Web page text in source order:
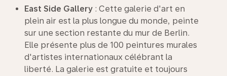
East Side Gallery : Cette galerie d'art en
plein air est la plus longue du monde, peinte
sur une section restante du mur de Berlin.
Elle présente plus de 100 peintures murales
d'artistes internationaux célébrant la
liberté. La galerie est gratuite et toujours